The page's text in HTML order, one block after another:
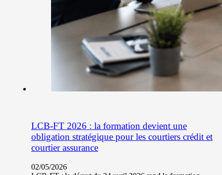
LCB-FT 2026 : la formation devient une
obligation stratégique pour les courtiers crédit et
courtier assurance
02/05/2026